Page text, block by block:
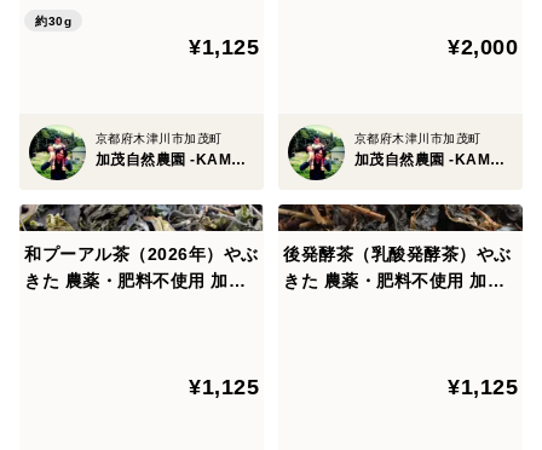
約30g
¥1,125
京都府木津川市加茂町
加茂自然農園 -KAMO Nature Farm-
¥2,000
京都府木津川市加茂町
加茂自然農園 -KAMO Nature Farm-
和プーアル茶（2026年）やぶ
きた 農薬・肥料不使用 加茂
¥1,125
後発酵茶（乳酸発酵茶）やぶ
きた 農薬・肥料不使用 加茂
¥1,125